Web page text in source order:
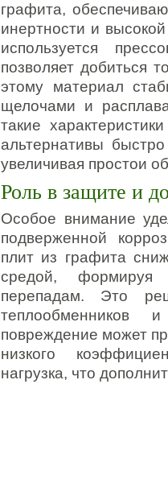
графита,
инертности и
используется
позволяет добиться
этому материал
щелочами и
такие
альтернативы
увеличивая простои
Роль в защите и
Особое внимание
подверженной
плит из графита
средой, формируя
перепадам. Это
теплообменников
повреждение может
низкого
нагрузка, что